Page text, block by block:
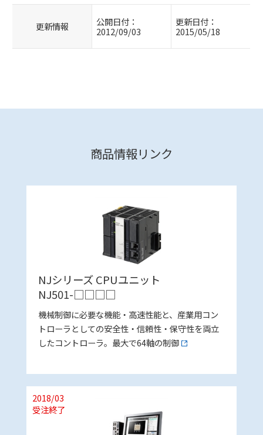
更新情報
公開日付：
2012/09/03
更新日付：
2015/05/18
商品情報リンク
NJシリーズ CPUユニット
NJ501-□□□□
機械制御に必要な機能・高速性能と、産業用コン
トローラとしての安全性・信頼性・保守性を両立
したコントローラ。最大で64軸の制御
2018/03
受注終了